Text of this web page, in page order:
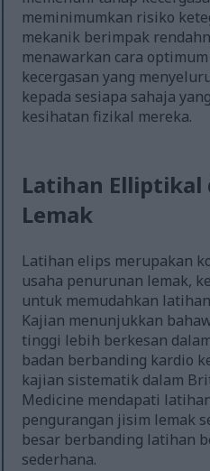
meminimumkan risiko
mekanik berimpak
menawarkan cara
kecergasan yang
kepada sesiapa sahaja
kesihatan fizikal mereka.
Latihan Elliptikal
Lemak
Latihan elips merupakan
usaha penurunan lemak,
untuk memudahkan
Kajian menunjukkan
tinggi lebih berkesan
badan berbanding kardio
kajian sistematik dalam
Medicine mendapati
pengurangan jisim lemak
besar berbanding latihan
sederhana.